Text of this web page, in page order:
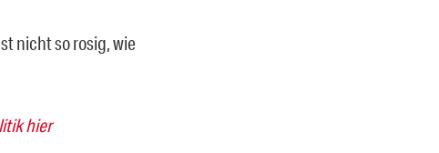
nicht so rosig, wie
hier